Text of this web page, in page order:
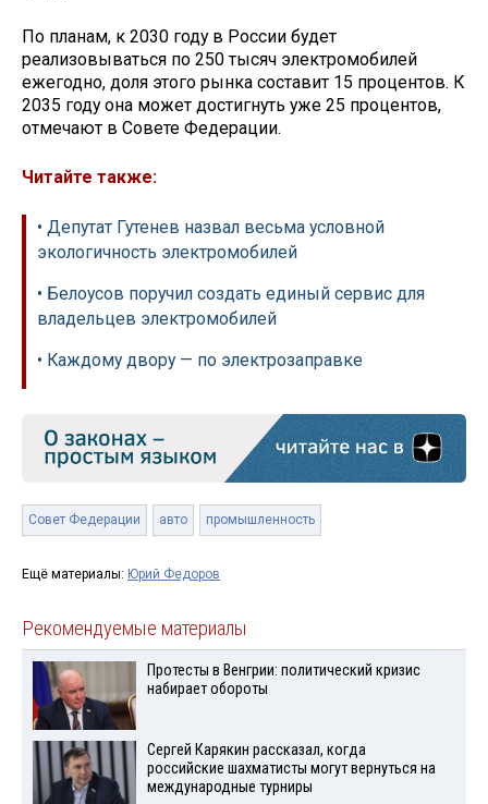
По планам, к 2030 году в России будет
реализовываться по 250 тысяч электромобилей
ежегодно, доля этого рынка составит 15 процентов. К
2035 году она может достигнуть уже 25 процентов,
отмечают в Совете Федерации.
Читайте также:
• Депутат Гутенев назвал весьма условной
экологичность электромобилей
• Белоусов поручил создать единый сервис для
владельцев электромобилей
• Каждому двору — по электрозаправке
Совет Федерации авто промышленность
Ещё материалы: Юрий Федоров
Рекомендуемые материалы
Протесты в Венгрии: политический кризис
набирает обороты
Сергей Карякин рассказал, когда
российские шахматисты могут вернуться на
международные турниры